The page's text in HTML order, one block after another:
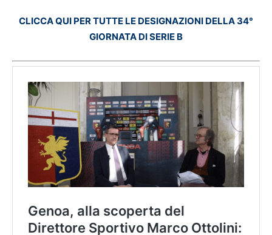
CLICCA QUI PER TUTTE LE DESIGNAZIONI DELLA 34°
GIORNATA DI SERIE B